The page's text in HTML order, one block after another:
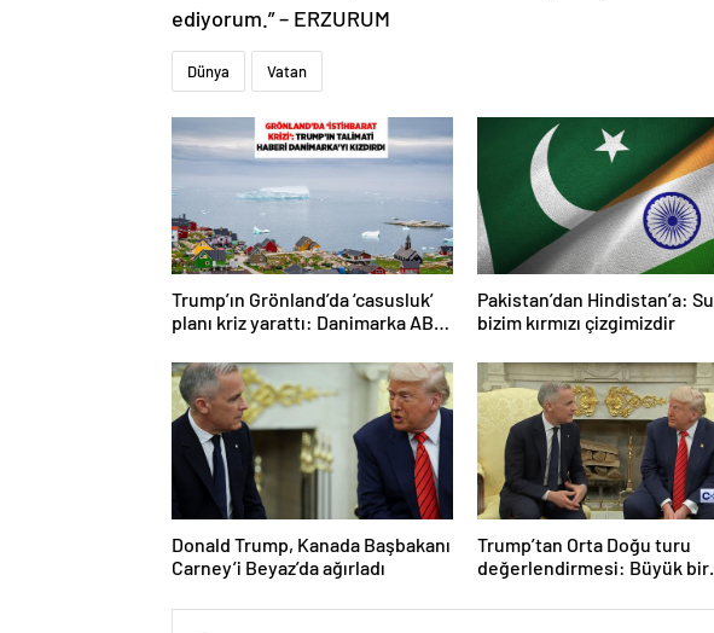
ediyorum.” – ERZURUM
Dünya Vatan
Trump’ın Grönland’da ‘casusluk’
planı kriz yarattı: Danimarka ABD
Pakistan’dan Hindistan’a: Su
bizim kırmızı çizgimizdir
Donald Trump, Kanada Başbakanı
Carney’i Beyaz’da ağırladı
Trump’tan Orta Doğu turu
değerlendirmesi: Büyük bir